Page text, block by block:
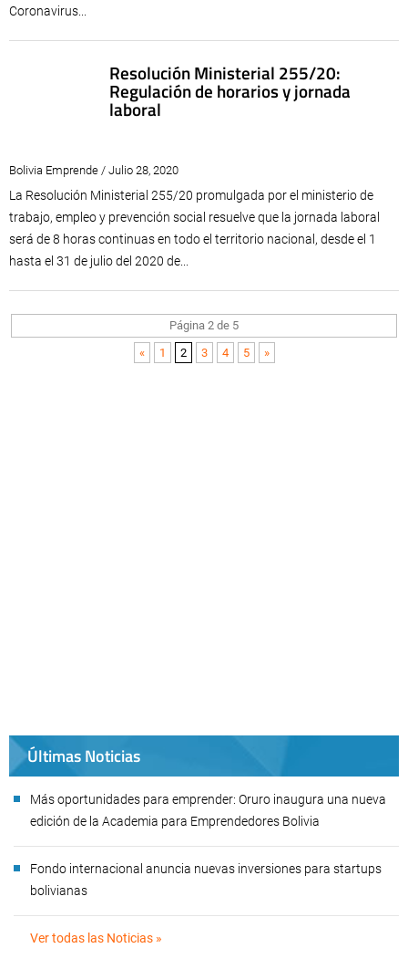
Coronavirus...
Resolución Ministerial 255/20:
Regulación de horarios y jornada
laboral
Bolivia Emprende / Julio 28, 2020
La Resolución Ministerial 255/20 promulgada por el ministerio de
trabajo, empleo y prevención social resuelve que la jornada laboral
será de 8 horas continuas en todo el territorio nacional, desde el 1
hasta el 31 de julio del 2020 de...
Página 2 de 5
«
1 2 3 4 5 »
Últimas Noticias
Más oportunidades para emprender: Oruro inaugura una nueva
edición de la Academia para Emprendedores Bolivia
Fondo internacional anuncia nuevas inversiones para startups
bolivianas
Ver todas las Noticias »